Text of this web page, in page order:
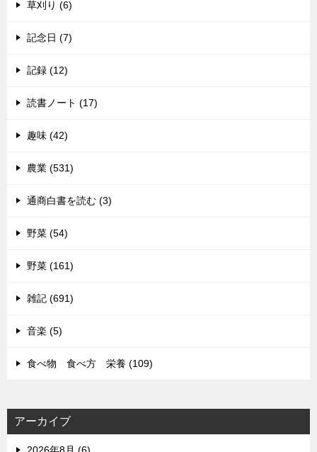
草刈り (6)
記念日 (7)
記録 (12)
読書ノート (17)
趣味 (42)
農業 (531)
通商白書を読む (3)
野菜 (54)
野菜 (161)
雑記 (691)
音楽 (5)
食べ物 食べ方 栄養 (109)
アーカイブ